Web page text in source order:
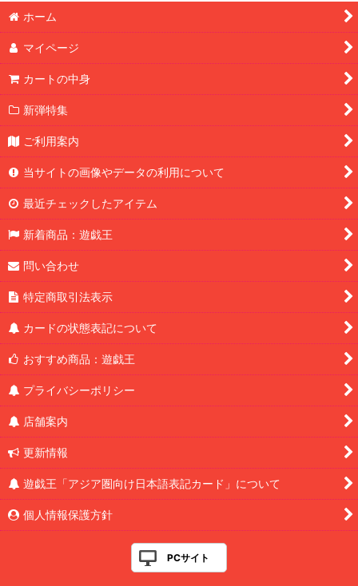
ホーム
マイページ
カートの中身
新弾特集
ご利用案内
当サイトの画像やデータの利用について
最近チェックしたアイテム
新着商品：遊戯王
問い合わせ
特定商取引法表示
カードの状態表記について
おすすめ商品：遊戯王
プライバシーポリシー
店舗案内
更新情報
遊戯王「アジア圏向け日本語表記カード」について
個人情報保護方針
PCサイト